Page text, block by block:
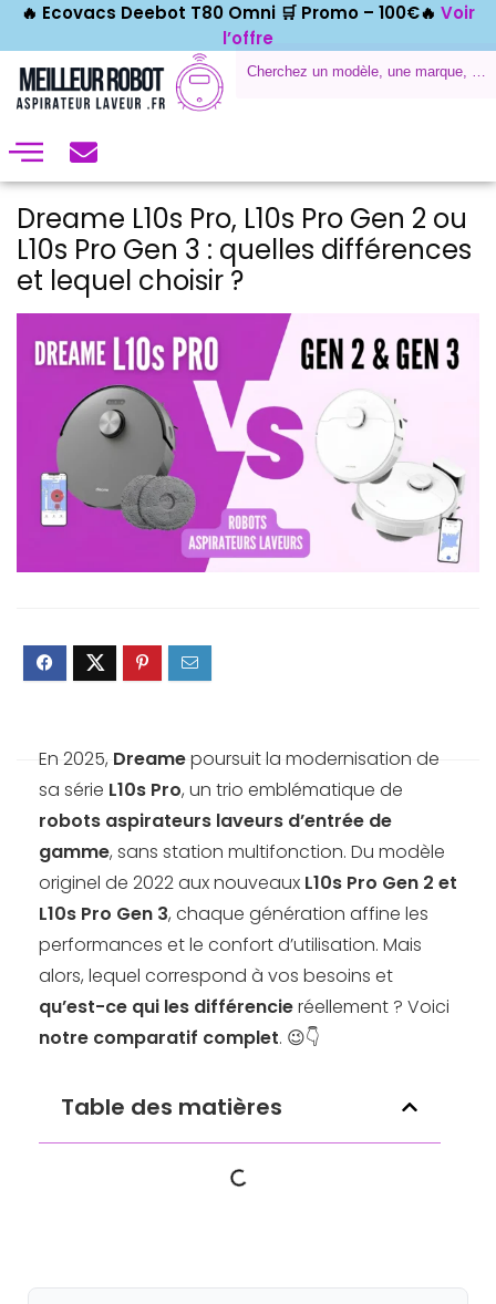
🔥 Ecovacs Deebot T80 Omni 🛒 Promo – 100€🔥 Voir
l’offre
Dreame L10s Pro, L10s Pro Gen 2 ou
L10s Pro Gen 3 : quelles différences
et lequel choisir ?
En 2025, Dreamepoursuit la modernisation de
sa série L10s Pro, un trio emblématique de
robots aspirateurs laveurs d’entrée de
gamme, sans station multifonction. Du modèle
originel de 2022 aux nouveaux L10s Pro Gen 2 et
L10s Pro Gen 3, chaque génération affine les
performances et le confort d’utilisation. Mais
alors, lequel correspond à vos besoins et
qu’est-ce qui les différencieréellement ? Voici
notre comparatif complet. 😉👇
Table des matières